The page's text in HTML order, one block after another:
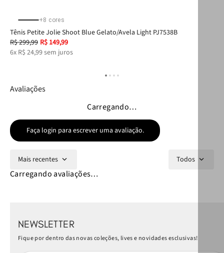
+8 cores
Tênis Petite Jolie Shoot Blue Gelato/Avela Light PJ7538B
R$299,99 R$ 149,99
6x R$ 24,99sem juros
Avaliações
Carregando…
Faça login para escrever uma avaliação.
Mais recentes Todos
Carregando avaliações…
NEWSLETTER
Fique por dentro das novas coleções, lives e novidades esclusivas!